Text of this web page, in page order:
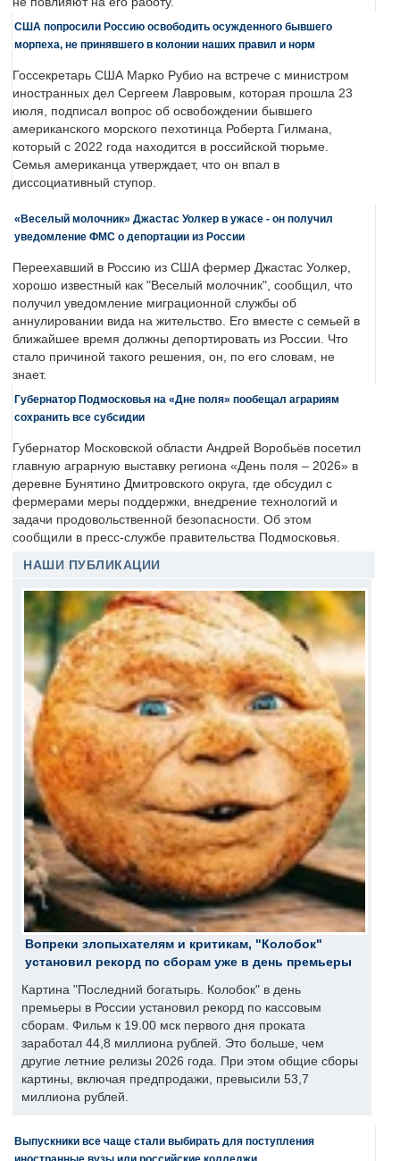
США попросили Россию освободить осужденного бывшего
морпеха, не принявшего в колонии наших правил и норм
Госсекретарь США Марко Рубио на встрече с министром
иностранных дел Сергеем Лавровым, которая прошла 23
июля, подписал вопрос об освобождении бывшего
американского морского пехотинца Роберта Гилмана,
который с 2022 года находится в российской тюрьме.
Семья американца утверждает, что он впал в
диссоциативный ступор.
«Веселый молочник» Джастас Уолкер в ужасе - он получил
уведомление ФМС о депортации из России
Переехавший в Россию из США фермер Джастас Уолкер,
хорошо известный как "Веселый молочник", сообщил, что
получил уведомление миграционной службы об
аннулировании вида на жительство. Его вместе с семьей в
ближайшее время должны депортировать из России. Что
стало причиной такого решения, он, по его словам, не
знает.
Губернатор Подмосковья на «Дне поля» пообещал аграриям
сохранить все субсидии
Губернатор Московской области Андрей Воробьёв посетил
главную аграрную выставку региона «День поля – 2026» в
деревне Бунятино Дмитровского округа, где обсудил с
фермерами меры поддержки, внедрение технологий и
задачи продовольственной безопасности. Об этом
сообщили в пресс-службе правительства Подмосковья.
НАШИ ПУБЛИКАЦИИ
Вопреки злопыхателям и критикам, "Колобок"
установил рекорд по сборам уже в день премьеры
Картина "Последний богатырь. Колобок" в день
премьеры в России установил рекорд по кассовым
сборам. Фильм к 19.00 мск первого дня проката
заработал 44,8 миллиона рублей. Это больше, чем
другие летние релизы 2026 года. При этом общие сборы
картины, включая предпродажи, превысили 53,7
миллиона рублей.
Выпускники все чаще стали выбирать для поступления